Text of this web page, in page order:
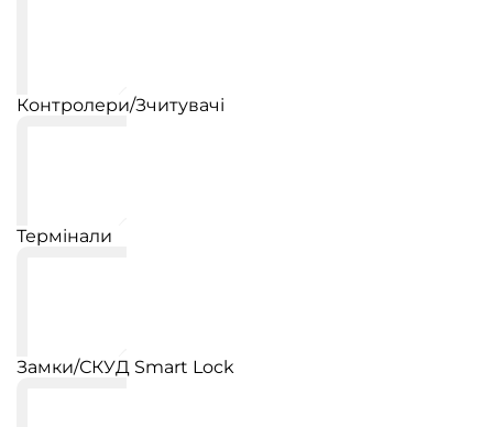
Контролери/Зчитувачі
Термінали
Замки/СКУД Smart Lock